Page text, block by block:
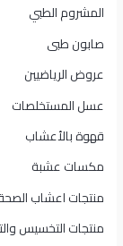
المشروم الطبي
صابون طبى
عروض الرياضيين
عسل المستخلصات
قهوة بالأعشاب
مكسات عشبة
منتجات اعشاب
منتجات التخسيس